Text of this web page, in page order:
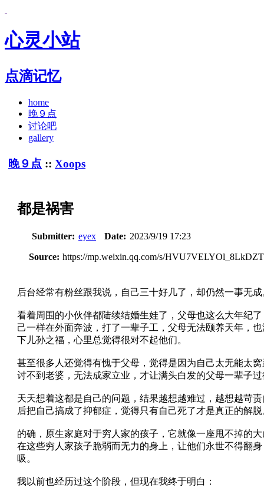
心灵小站
点滴记忆
home
晚９点
讨论吧
gallery
晚９点 :: Xoops
都是祸害
Submitter: eyex Date: 2023/9/19 17:23
Source: https://mp.weixin.qq.com/s/
后台经常有粉丝跟我说，自己三十好几了，却仍然一事无成
看着周围的小伙伴都陆续结婚生娃了，父母也这么大年纪
己一样在外面奔波，打了一辈子工，父母无法颐养天年，
下儿孙之福，心里总觉得很对不起他们。
甚至很多人还觉得有愧于父母，觉得是因为自己太无能太
讨不到老婆，无法成家立业，才让满头白发的父母一辈子
天天想着这都是自己的问题，结果越想越难过，越想越苛
后把自己搞成了抑郁症，觉得只有自己死了才是真正的解脱
的确，原生家庭对于穷人家的孩子，它就像一座甩不掉的
在这些穷人家孩子脆弱而无力的身上，让他们永世不得翻
吸。
我以前也经历过这个阶段，但现在我终于明白：